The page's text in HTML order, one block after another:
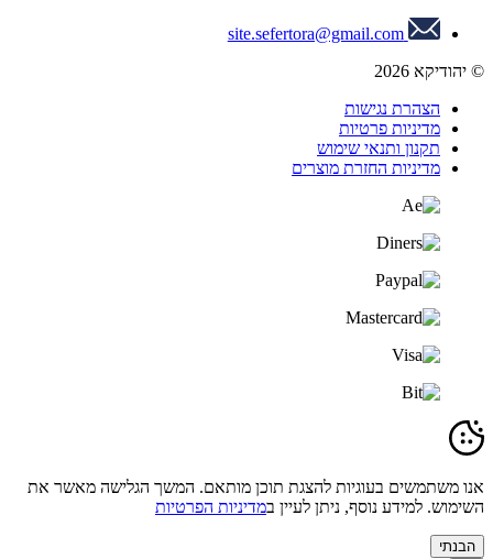
site.sefertora@gmail.com
© יהודיקא 2026
הצהרת נגישות
מדיניות פרטיות
תקנון ותנאי שימוש
מדיניות החזרת מוצרים
אנו משתמשים בעוגיות להצגת תוכן מותאם. המשך הגלישה מאשר את
השימוש. למידע נוסף, ניתן לעיין במדיניות הפרטיות
הבנתי